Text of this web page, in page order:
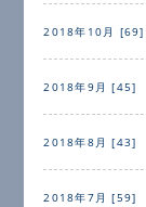
2018年10月 [69]
2018年9月 [45]
2018年8月 [43]
2018年7月 [59]